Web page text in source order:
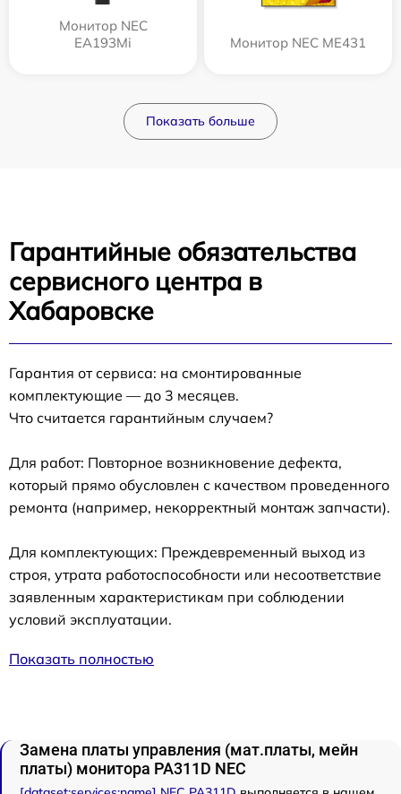
Монитор NEC
EA193Mi
Монитор NEC ME431
Показать больше
Гарантийные обязательства
сервисного центра в
Хабаровске
Гарантия от сервиса: на смонтированные
комплектующие — до 3 месяцев.
Что считается гарантийным случаем?
Для работ: Повторное возникновение дефекта,
который прямо обусловлен с качеством проведенного
ремонта (например, некорректный монтаж запчасти).
Для комплектующих: Преждевременный выход из
строя, утрата работоспособности или несоответствие
заявленным характеристикам при соблюдении
условий эксплуатации.
Показать полностью
Замена платы управления (мат.платы, мейн
платы) монитора PA311D NEC